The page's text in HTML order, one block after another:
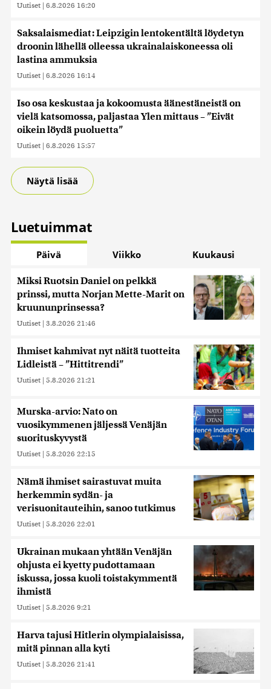
Uutiset | 6.8.2026 16:20
Saksalaismediat: Leipzigin lentokentältä löydetyn
droonin lähellä olleessa ukrainalaiskoneessa oli
lastina ammuksia
Uutiset | 6.8.2026 16:14
Iso osa keskustaa ja kokoomusta äänestäneistä on
vielä katsomossa, paljastaa Ylen mittaus – ”Eivät
oikein löydä puoluetta”
Uutiset | 6.8.2026 15:57
Näytä lisää
Luetuimmat
Päivä Viikko Kuukausi
Miksi Ruotsin Daniel on pelkkä
prinssi, mutta Norjan Mette-Marit on
kruununprinsessa?
Uutiset | 3.8.2026 21:46
Ihmiset kahmivat nyt näitä tuotteita
Lidleistä – ”Hittitrendi”
Uutiset | 5.8.2026 21:21
Murska-arvio: Nato on
vuosikymmenen jäljessä Venäjän
suorituskyvystä
Uutiset | 5.8.2026 22:15
Nämä ihmiset sairastuvat muita
herkemmin sydän- ja
verisuonitauteihin, sanoo tutkimus
Uutiset | 5.8.2026 22:01
Ukrainan mukaan yhtään Venäjän
ohjusta ei kyetty pudottamaan
iskussa, jossa kuoli toistakymmentä
ihmistä
Uutiset | 5.8.2026 9:21
Harva tajusi Hitlerin olympialaisissa,
mitä pinnan alla kyti
Uutiset | 5.8.2026 21:41